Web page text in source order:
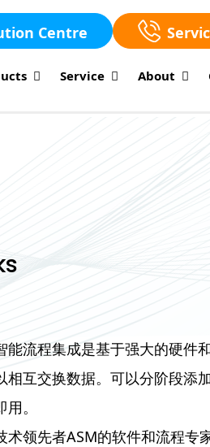
Centre
Service About
能流程集成是基于强大的硬件
相互交换数据。可以分阶段添
。
术领先者ASM的软件和流程专